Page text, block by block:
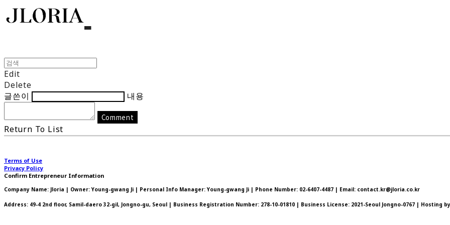
Edit
Delete
글쓴이
내용
Comment
Return To List
Terms of Use
Privacy Policy
Confirm Entrepreneur Information
Company Name: Jloria | Owner: Young-gwang Ji | Personal Info Manager: Young-gwang Ji | Phone Number: 02-6407-4487 | Email: contact.kr@jloria.co.kr
Address: 49-4 2nd floor, Samil-daero 32-gil, Jongno-gu, Seoul | Business Registration Number: 278-10-01810 | Business License: 2021-Seoul Jongno-0767 | Hosting